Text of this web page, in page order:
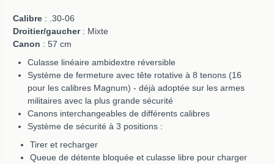
Calibre : .30-06
Droitier/gaucher: Mixte
Canon : 57 cm
Culasse linéaire ambidextre réversible
Système de fermeture avec tête rotative à 8 tenons (16
pour les calibres Magnum) - déjà adoptée sur les armes
militaires avec la plus grande sécurité
Canons interchangeables de différents calibres
Système de sécurité à 3 positions :
Tirer et recharger
Queue de détente bloquée et culasse libre pour charger